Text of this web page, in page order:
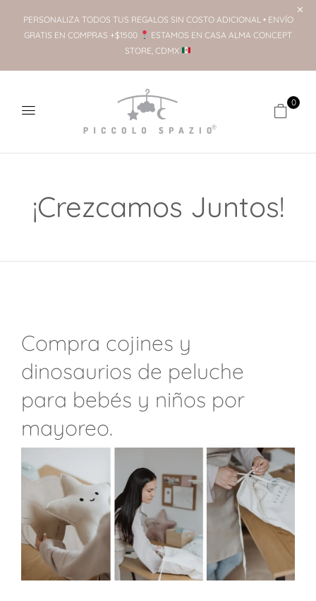
PERSONALIZA TODOS TUS REGALOS SIN COSTO ADICIONAL • ENVÍO
GRATIS EN COMPRAS +$1500
ESTAMOS EN CASA ALMA CONCEPT
STORE, CDMX
0
¡Crezcamos Juntos!
Compra cojines y
dinosaurios de peluche
para bebés y niños por
mayoreo.